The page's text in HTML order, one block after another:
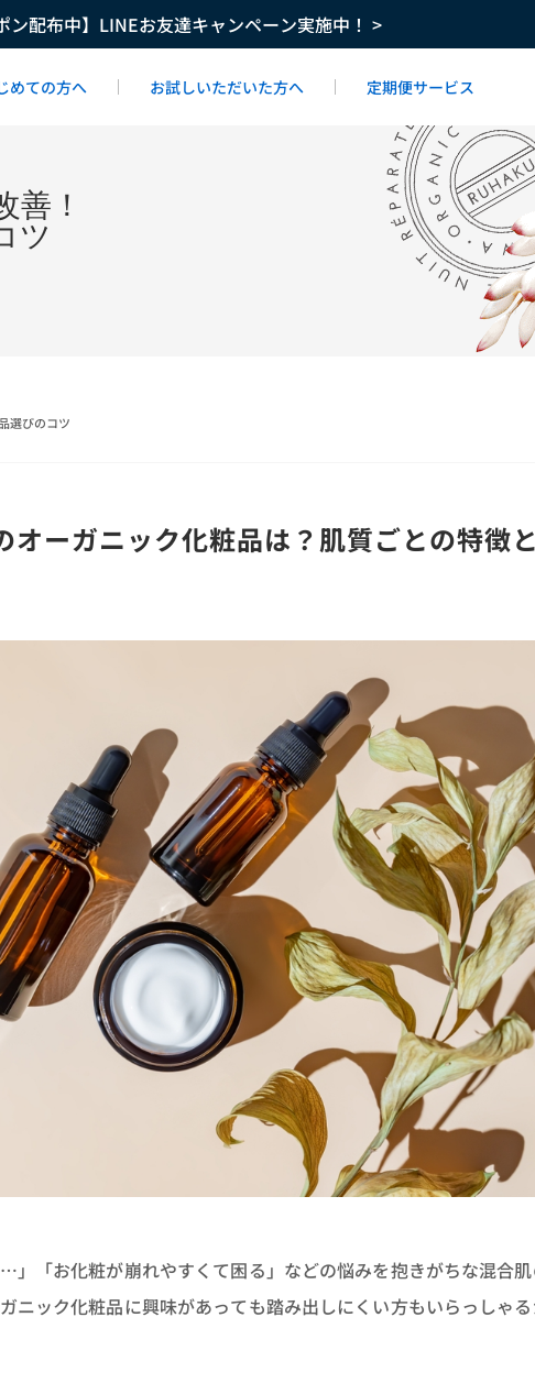
ン配布中】LINEお友達キャンペーン実施中！ >
めての方へ お試しいただいた方へ 定期便サービス
善！
ツ
選びのコツ
オーガニック化粧品は？肌質ごとの特徴
」「お化粧が崩れやすくて困る」などの悩みを抱きがちな混合
ニック化粧品に興味があっても踏み出しにくい方もいらっしゃ